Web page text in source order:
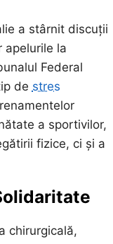
a stârnit discuții
apelurile la
Federal
de stres
a sportivilor,
fizice, ci și a
chirurgicală,